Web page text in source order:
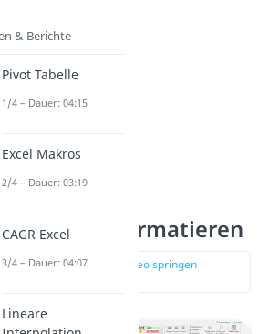
Tabelle formatieren
zur Stelle im Video springen
& Berichte
Pivot Tabelle
1/4 – Dauer: 04:15
Excel Makros
2/4 – Dauer: 03:19
CAGR Excel
3/4 – Dauer: 04:07
Lineare